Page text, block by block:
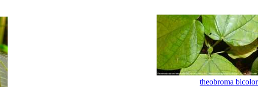
theobroma bicolor